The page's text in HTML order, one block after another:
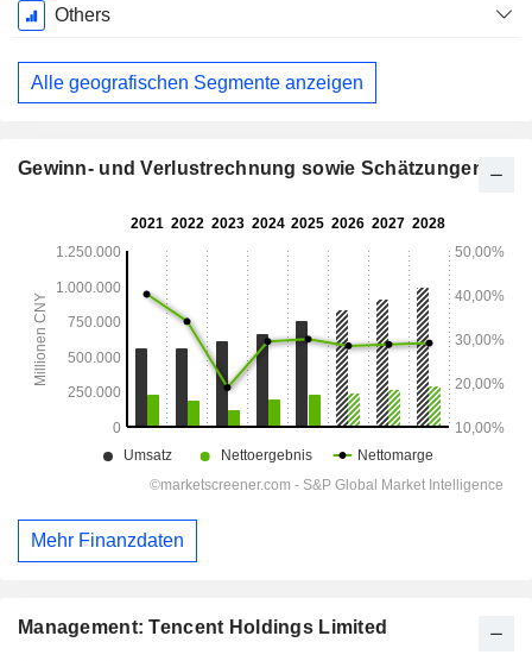
Dezember
Others
Alle geografischen Segmente anzeigen
Management: Tencent Holdings Limited
Gewinn- und Verlustrechnung sowie Schätzungen
Mehr Finanzdaten